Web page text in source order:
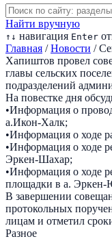
Найти вручную
↑ ↓ навигация Enter
Главная / Новости /
Хапиштов провел
главы сельских
подразделений
На повестке дня
•Информация о
а.Икон-Халк;
•Информация о ходе
•Информация о ходе
Эркен-Шахар;
•Информация о ходе
площадки в а. Эркен-
В завершении
протокольных
лицам и отметил
Разное